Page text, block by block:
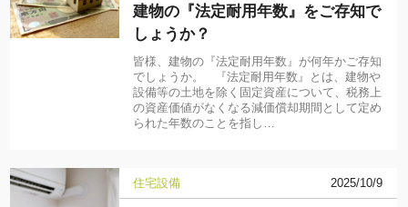
建物の『法定耐用年数』をご存知で
しょうか？
皆様、建物の『法定耐用年数』が何年かご存知
でしょうか。 『法定耐用年数』とは、建物や
設備等の土地を除く固定資産について、税務上
の資産価値がなくなる減価償却期間として定め
られた年数のことを指し…
住宅設備 2025/10/9